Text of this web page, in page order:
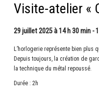
Visite-atelier «
29 juillet 2025 à 14 h 30 min -
L’horlogerie représente bien plus
Depuis toujours, la création de
la technique du métal repoussé.
Durée : 2h